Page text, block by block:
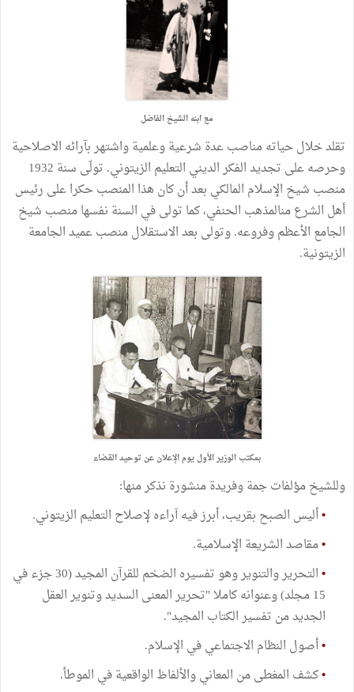
مع ابنه الشيخ الفاضل
تقلد خلال حياته مناصب عدة شرعية وعلمية واشتهر بآرائه الاصلاحية
وحرصه على تجديد الفكر الديني التعليم الزيتوني. تولّى سنة 1932
منصب شيخ الإسلام المالكي بعد أن كان هذا المنصب حكرا على رئيس
أهل الشرع منالمذهب الحنفي، كما تولى في السنة نفسها منصب شيخ
الجامع الأعظم وفروعه. وتولى بعد الاستقلال منصب عميد الجامعة
الزيتونية.
بمكتب الوزير الأول يوم الإعلان عن توحيد القضاء
وللشيخ مؤلفات جمة وفريدة منشورة نذكر منها:
•أليس الصبح بقريب، أبرز فيه آراءه لإصلاح التعليم الزيتوني.
•مقاصد الشريعة الإسلامية.
•
التحرير والتنوير وهو تفسيره الضخم للقرآن المجيد (30 جزء في
15 مجلد) وعنوانه كاملا "تحرير المعنى السديد وتنوير العقل
الجديد من تفسير الكتاب المجيد".
•أصول النظام الاجتماعي في الإسلام.
•كشف المغطى من المعاني والألفاظ الواقعية في الموطأ.